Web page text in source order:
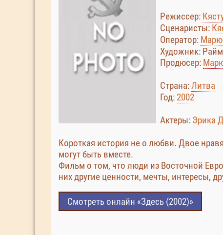
Режиссер:
Сценаристы:
Оператор:
Художник:
Продюсер:
Страна:Литва
Год: 2002
Актеры: Эрика
Короткая история не о любви. Двое
могут быть вместе.
Фильм о том, что люди из Восточной
них другие ценности, мечты, интересы,
Смотреть онлайн «Здесь (2002)»